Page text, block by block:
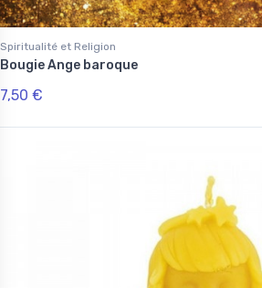
Spiritualité et Religion
Bougie Ange baroque
7,50 €